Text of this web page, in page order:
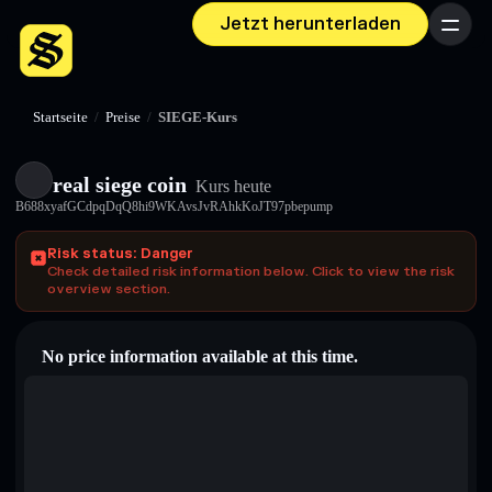
Jetzt herunterladen Menü
Startseite / Preise / SIEGE-Kurs
real siege coin Kurs heute
B688xyafGCdpqDqQ8hi9WKAvsJvRAhkKoJT97pbepump
Risk status: Danger
Check detailed risk information below. Click to view the risk
overview section.
No price information available at this time.